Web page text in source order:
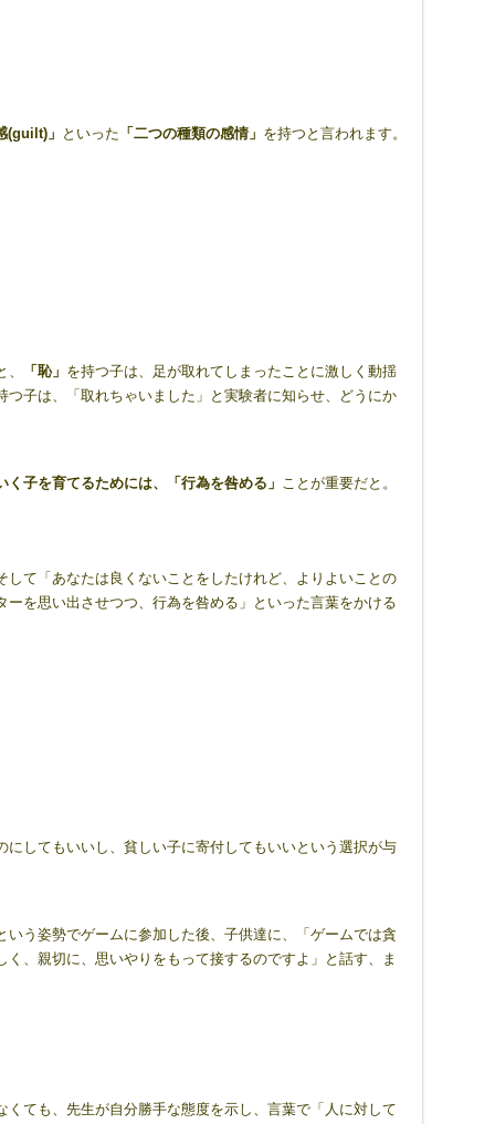
(guilt) 」 といった 「二つの種類の感情」 を持つと言われます。
「恥」 を持つ子は、足が取れてしまったことに激しく動揺
つ子は、「取れちゃいました」と実験者に知らせ、どうにか
子を育てるためには、「行為を咎める」 ことが重要だと。
して「あなたは良くないことをしたけれど、よりよいことの
を思い出させつつ、行為を咎める」といった言葉をかける
してもいいし、貧しい子に寄付してもいいという選択が与
う姿勢でゲームに参加した後、子供達に、「ゲームでは貪
、親切に、思いやりをもって接するのですよ」と話す、ま
ても、先生が自分勝手な態度を示し、言葉で「人に対して